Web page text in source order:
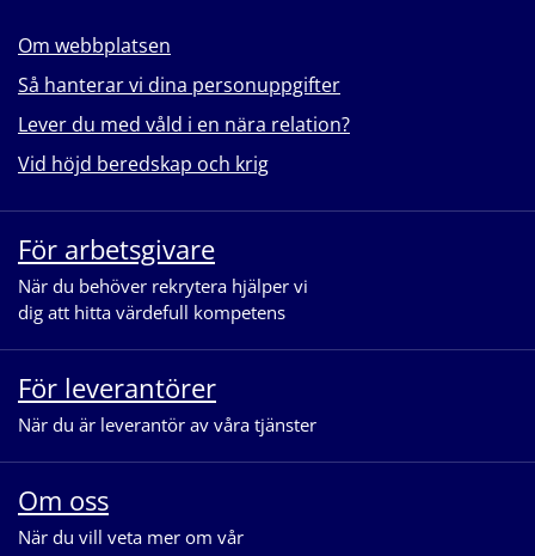
Om webbplatsen
Så hanterar vi dina personuppgifter
Lever du med våld i en nära relation?
Vid höjd beredskap och krig
För arbetsgivare
När du behöver rekrytera hjälper vi
dig att hitta värdefull kompetens
För leverantörer
När du är leverantör av våra tjänster
Om oss
När du vill veta mer om vår